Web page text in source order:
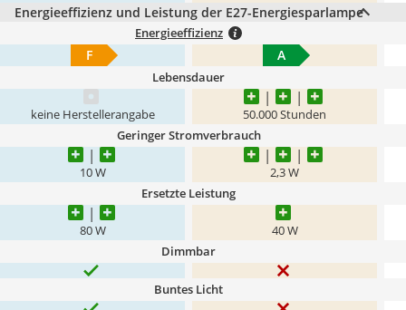
Energieeffizienz und Leistung der E27-Energiesparlampe
Energieeffizienz
F A
Lebensdauer
keine Herstellerangabe 50.000 Stunden
Geringer Stromverbrauch
10 W 2,3 W
Ersetzte Leistung
80 W 40 W
Dimmbar
Buntes Licht